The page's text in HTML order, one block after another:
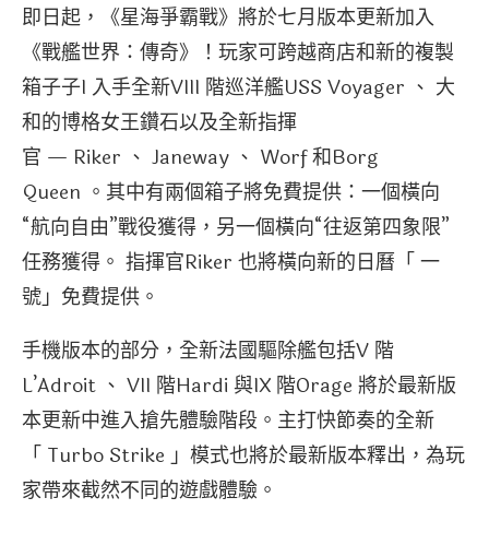
即日起，《星海爭霸戰》將於七月版本更新加入
《戰艦世界：傳奇》！玩家可跨越商店和新的複製
箱子子I 入手全新VIII 階巡洋艦USS Voyager 、 大
和的博格女王鑽石以及全新指揮
官 — Riker 、 Janeway 、 Worf 和Borg
Queen 。其中有兩個箱子將免費提供：一個橫向
“航向自由”戰役獲得，另一個橫向“往返第四象限”
任務獲得。 指揮官Riker 也將橫向新的日曆「 一
號」免費提供。
手機版本的部分，全新法國驅除艦包括V 階
L’Adroit 、 VII 階Hardi 與IX 階Orage 將於最新版
本更新中進入搶先體驗階段。主打快節奏的全新
「 Turbo Strike 」模式也將於最新版本釋出，為玩
家帶來截然不同的遊戲體驗。